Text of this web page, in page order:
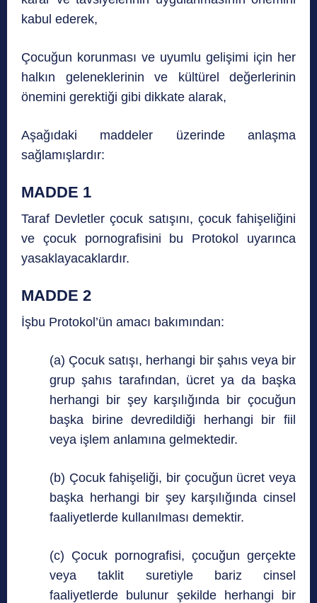
kabul ederek,
Çocuğun korunması ve uyumlu gelişimi için her
halkın geleneklerinin ve kültürel değerlerinin
önemini gerektiği gibi dikkate alarak,
Aşağıdaki maddeler üzerinde anlaşma
sağlamışlardır:
MADDE 1
Taraf Devletler çocuk satışını, çocuk fahişeliğini
ve çocuk pornografisini bu Protokol uyarınca
yasaklayacaklardır.
MADDE 2
İşbu Protokol’ün amacı bakımından:
(a) Çocuk satışı, herhangi bir şahıs veya bir
grup şahıs tarafından, ücret ya da başka
herhangi bir şey karşılığında bir çocuğun
başka birine devredildiği herhangi bir fiil
veya işlem anlamına gelmektedir.
(b) Çocuk fahişeliği, bir çocuğun ücret veya
başka herhangi bir şey karşılığında cinsel
faaliyetlerde kullanılması demektir.
(c) Çocuk pornografisi, çocuğun gerçekte
veya taklit suretiyle bariz cinsel
faaliyetlerde bulunur şekilde herhangi bir